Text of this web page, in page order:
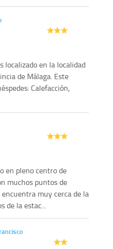
localizado en la localidad
de Málaga. Este
Calefacción,
en pleno centro de
muchos puntos de
muy cerca de la
de la estac...